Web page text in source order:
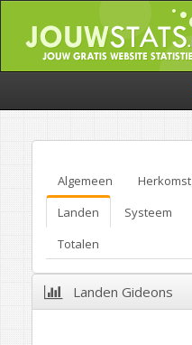
Algemeen Herkomst
Landen
Systeem
Totalen
Landen Gideons